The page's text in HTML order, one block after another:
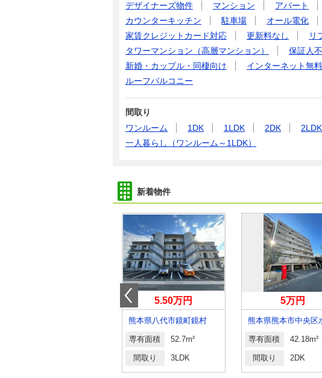
デザイナーズ物件
マンション アパート
カウンターキッチン
駐車場 オール電化
家賃クレジットカード対応
更新料なし
リ
タワーマンション（高層マンション）
保証人
新婚・カップル・同棲向け
インターネット無料
ルーフバルコニー
間取り
ワンルーム
1DK 1LDK 2DK 2LDK
一人暮らし（ワンルーム～1LDK）
新着物件
5.50万円
熊本県八代市鏡町鏡村
専有面積 52.7m²
間取り 3LDK
5万円
専有面積 42.18m²
間取り 2DK